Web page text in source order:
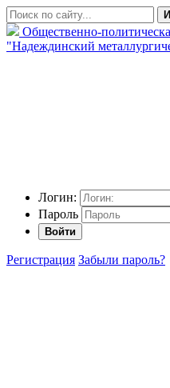
Общественно-
"Надеждинский
Логин:
Пароль
Войти
Регистрация Забыли пароль?